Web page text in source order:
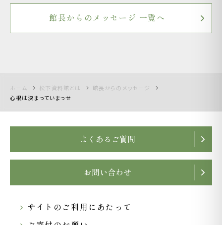
館長からのメッセージ 一覧へ
ホーム 松下資料館とは
館長からのメッセージ
心根は決まっていまっせ
よくあるご質問
お問い合わせ
サイトのご利用にあたって